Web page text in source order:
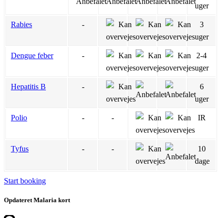
uger
Rabies -
3
uger
Dengue feber -
2-4
uger
Hepatitis B -
6
uger
Polio - - IR
Tyfus - -
10
dage
Start booking
Opdateret Malaria kort